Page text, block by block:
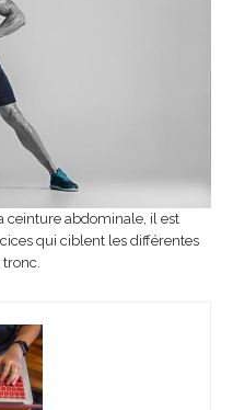
ceinture abdominale, il est
qui ciblent les différentes
tronc.